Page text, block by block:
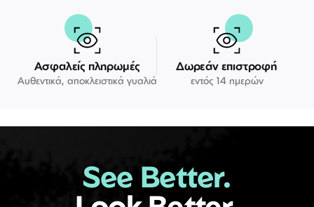
Ασφαλείς πληρωμές
Αυθεντικά, αποκλειστικά γυαλιά
Δωρεάν επιστροφή
εντός 14 ημερών
See Better.